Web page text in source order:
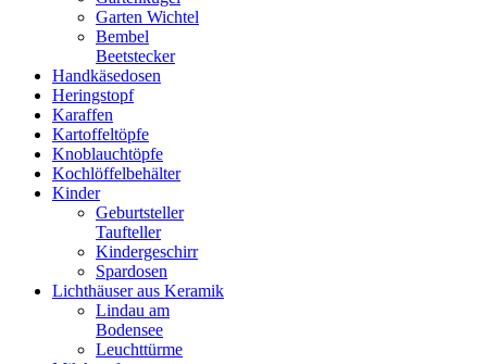
Garten Wichtel
Bembel
Beetstecker
Handkäsedosen
Heringstopf
Karaffen
Kartoffeltöpfe
Knoblauchtöpfe
Kochlöffelbehälter
Kinder
Geburtsteller
Taufteller
Kindergeschirr
Spardosen
Lichthäuser aus Keramik
Lindau am
Bodensee
Leuchttürme